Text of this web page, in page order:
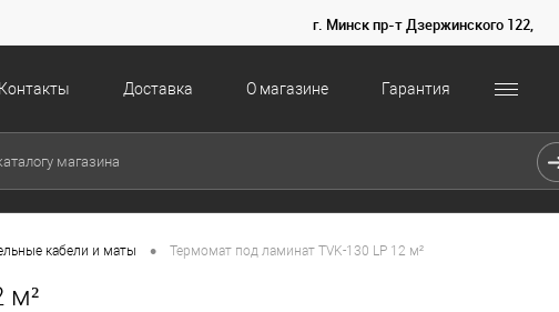
г. Минск пр-т Дзержинского 122,
Контакты Доставка О магазине Гарантия
кабели и маты • Термомат под ламинат TVK-130 LP 12 м²
м²